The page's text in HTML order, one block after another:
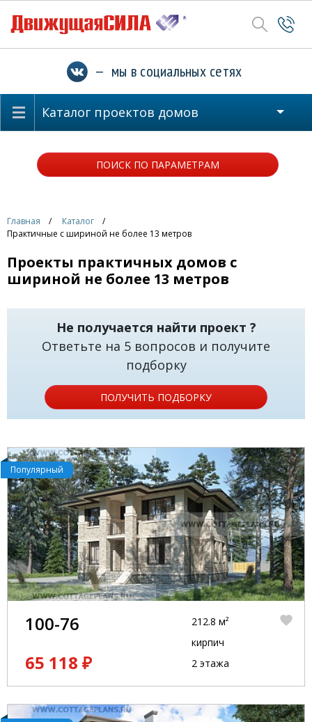
— мы в социальных сетях
Каталог проектов домов
ПОИСК ПО ПАРАМЕТРАМ
Главная
Каталог
Практичные с шириной не более 13 метров
Проекты практичных домов с
шириной не более 13 метров
Не получается найти проект ?
Ответьте на 5 вопросов и получите
подборку
ПОЛУЧИТЬ ПОДБОРКУ
Популярный
100-76
65 118 ₽
212.8 м²
кирпич
2 этажа